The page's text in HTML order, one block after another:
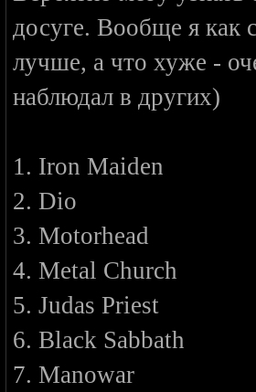
досуге. Вообще я как
лучше, а что хуже -
наблюдал в других)
1. Iron Maiden
2. Dio
3. Motorhead
4. Metal Church
5. Judas Priest
6. Black Sabbath
7. Manowar